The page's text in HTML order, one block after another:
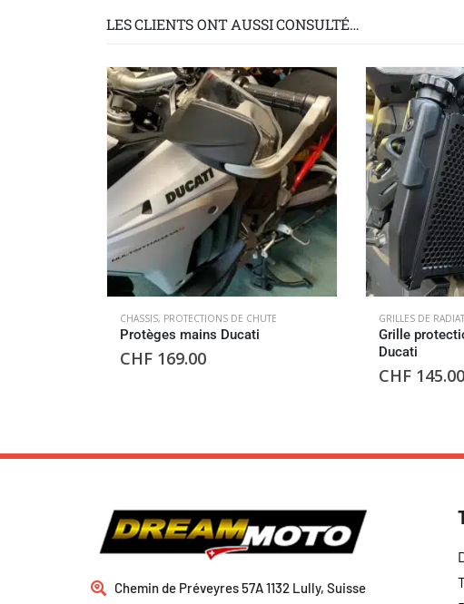
LES CLIENTS ONT AUSSI CONSULTÉ…
CHASSIS, PROTECTIONS DE CHUTE
Protèges mains Ducati
CHF 169.00
GRILLES DE
Grille
Ducati
CHF 145.00
Chemin de Préveyres 57A 1132 Lully, Suisse